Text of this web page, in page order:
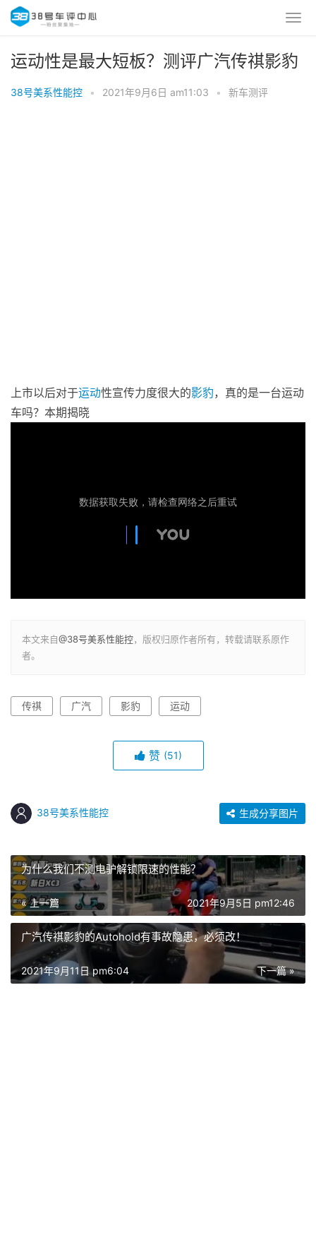
运动性是最大短板？测评广汽传祺影豹
38号美系性能控 • 2021年9月6日 am11:03 • 新车测评
上市以后对于运动性宣传力度很大的影豹，真的是一台运动
车吗？本期揭晓
本文来自@38号美系性能控，版权归原作者所有，转载请联系原作
者。
传祺 广汽 影豹 运动
赞 (51)
38号美系性能控 生成分享图片
为什么我们不测电驴解锁限速的性能？
« 上一篇 2021年9月5日 pm12:46
广汽传祺影豹的Autohold有事故隐患，必须改！
下一篇 »
2021年9月11日 pm6:04